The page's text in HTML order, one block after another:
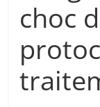
choc